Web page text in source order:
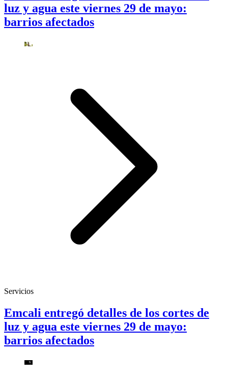
luz y agua este viernes 29 de mayo:
barrios afectados
Servicios
Emcali entregó detalles de los cortes de
luz y agua este viernes 29 de mayo:
barrios afectados